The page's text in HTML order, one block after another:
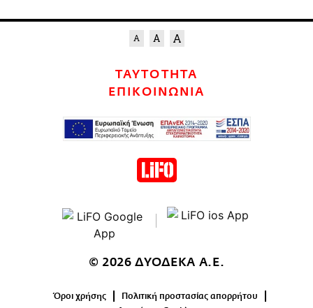
ΤΑΥΤΟΤΗΤΑ
ΕΠΙΚΟΙΝΩΝΙΑ
© 2026 ΔΥΟΔΕΚΑ Α.Ε.
Όροι χρήσης
Πολιτική προστασίας απορρήτου